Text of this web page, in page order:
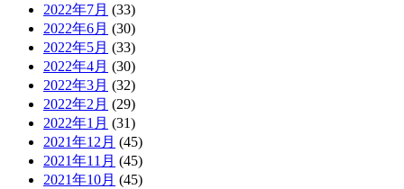
2022年7月 (33)
2022年6月 (30)
2022年5月 (33)
2022年4月 (30)
2022年3月 (32)
2022年2月 (29)
2022年1月 (31)
2021年12月 (45)
2021年11月 (45)
2021年10月 (45)